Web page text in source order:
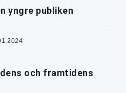
yngre publiken
och framtidens